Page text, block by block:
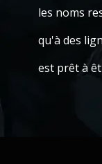
les noms
qu'à des
est prêt à